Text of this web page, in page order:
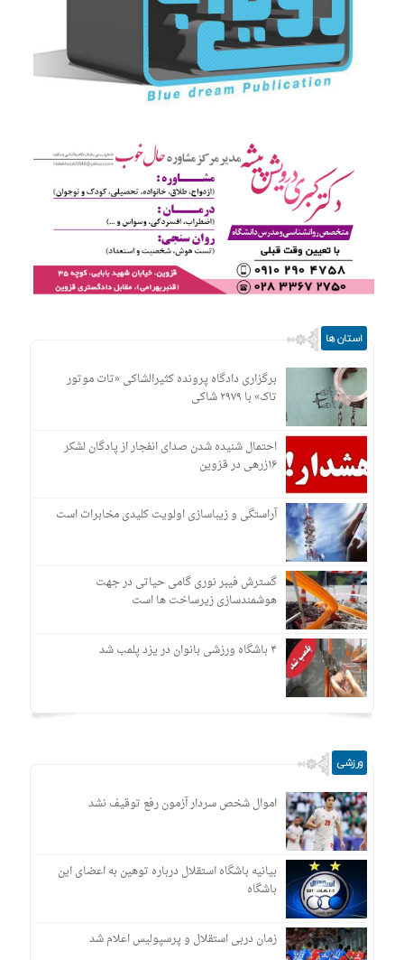
استان ها
برگزاری دادگاه پرونده کثیرالشاکی «تات موتور
تاک» با ۲۹۷۹ شاکی
احتمال شنیده شدن صدای انفجار از پادگان لشکر
۱۶زرهی در قزوین
آراستگی و زیباسازی اولویت کلیدی مخابرات است
گسترش فیبر نوری گامی حیاتی در جهت
هوشمندسازی زیرساخت ها است
۴ باشگاه ورزشی بانوان در یزد پلمب شد
ورزشی
اموال شخص سردار آزمون رفع توقیف نشد
بیانیه باشگاه استقلال درباره توهین به اعضای این
باشگاه
زمان دربی استقلال و پرسپولیس اعلام شد